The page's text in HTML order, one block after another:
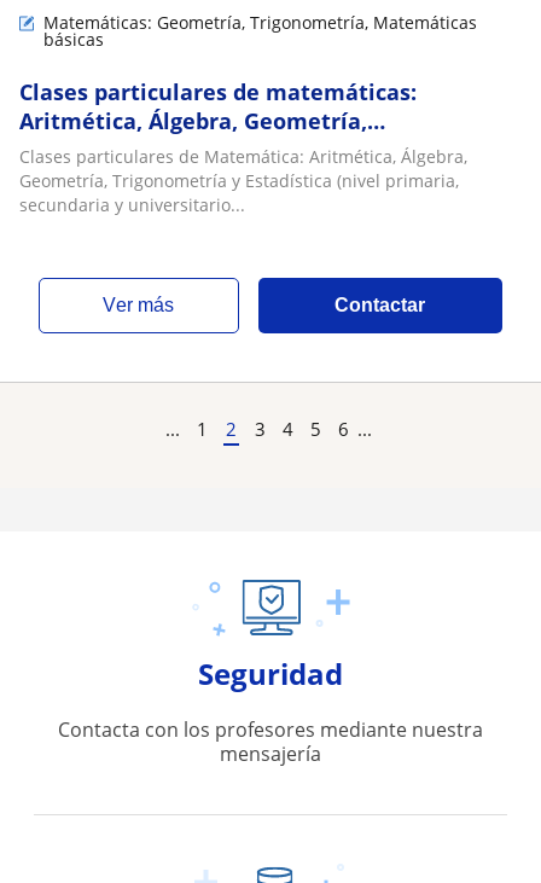
Matemáticas: Geometría, Trigonometría, Matemáticas
básicas
Clases particulares de matemáticas:
Aritmética, Álgebra, Geometría,
Trigonometría y Estadística; accesibles para
estudiantes de primaria, secundaria y
universitarios
Clases particulares de Matemática: Aritmética, Álgebra,
Geometría, Trigonometría y Estadística (nivel primaria,
secundaria y universitario...
ver más Contactar
... 1 2 3 4 5 6 ...
Seguridad
Contacta con los profesores mediante nuestra
mensajería